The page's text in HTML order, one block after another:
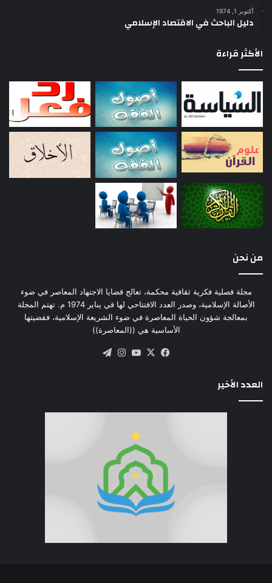
أكتوبر 1, 1974
دليل الباحث في الاقتصاد الإسلامي
الأكثر قراءة
من نحن
مجلة فصلية فكرية ثقافية محكمة، تعالج قضايا الاجتهاد المعاصر في ضوء
الأصالة الإسلامية، وصدر العدد الافتتاحي لها في يناير 1974 م. تهتم المجلة
بمعالجة شؤون الحياة المعاصرة في ضوء الشريعة الإسلامية، فقضيتها
الأساسية هي ((المعاصرة))
فيسبوك
‫X
‫YouTube
انستقرام
العدد الأخير